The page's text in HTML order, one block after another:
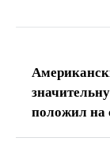
положил на